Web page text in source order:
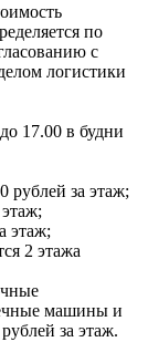
по
с
логистики
17.00 в будни
рублей за этаж;
этаж;
2 этажа
машины и
за этаж.